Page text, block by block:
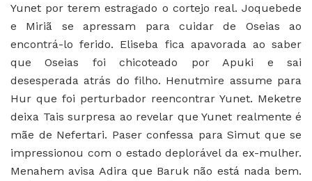
Yunet por terem estragado o cortejo real. Joquebede
e Miriã se apressam para cuidar de Oseias ao
encontrá-lo ferido. Eliseba fica apavorada ao saber
que Oseias foi chicoteado por Apuki e sai
desesperada atrás do filho. Henutmire assume para
Hur que foi perturbador reencontrar Yunet. Meketre
deixa Tais surpresa ao revelar que Yunet realmente é
mãe de Nefertari. Paser confessa para Simut que se
impressionou com o estado deplorável da ex-mulher.
Menahem avisa Adira que Baruk não está nada bem.